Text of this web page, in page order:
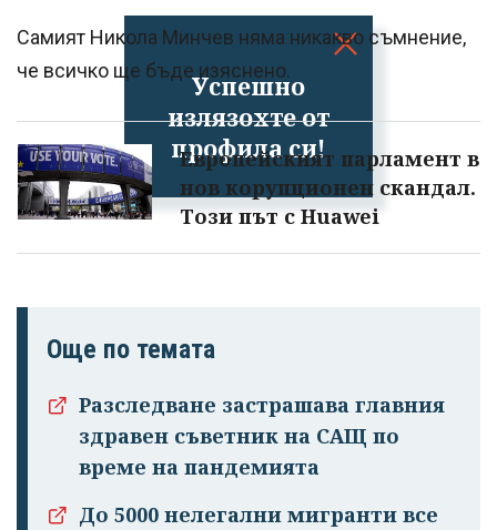
Успешно
излязохте от
профила си!
Самият Никола Минчев няма никакво съмнение,
че всичко ще бъде изяснено.
Европейският парламент в
нов корупционен скандал.
Този път с Huawei
Още по темата
Разследване застрашава главния
здравен съветник на САЩ по
време на пандемията
До 5000 нелегални мигранти все